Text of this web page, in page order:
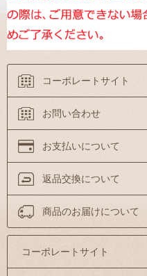
コーポレートサイト
お問い合わせ
お支払いについて
返品交換について
商品のお届けについて
コーポレートサイト